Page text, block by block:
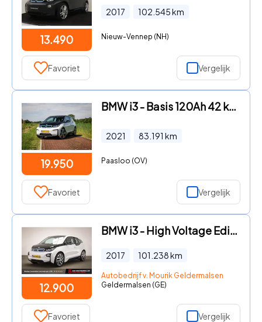
13.490
2017 102.545km
Nieuw-Vennep (NH)
Favoriet Vergelijk
19.950
BMW i3 - Basis 120Ah 42 kWh Warmtepomp LED 20 inch
2021 83.191 km
Paasloo (OV)
Favoriet Vergelijk
12.900
BMW i3 - High Voltage Edition 94Ah 33 kWh | SOH 87% | CLIMA | STOELVE
2017 101.238km
Autobedrijf v. Mourik Geldermalsen
Geldermalsen (GE)
Favoriet Vergelijk